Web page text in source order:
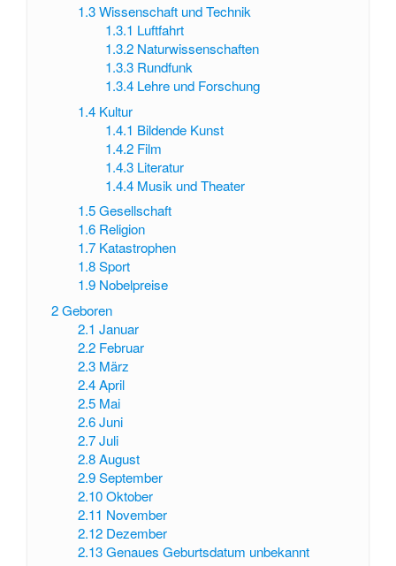
1.3 Wissenschaft und Technik
1.3.1 Luftfahrt
1.3.2 Naturwissenschaften
1.3.3 Rundfunk
1.3.4 Lehre und Forschung
1.4 Kultur
1.4.1 Bildende Kunst
1.4.2 Film
1.4.3 Literatur
1.4.4 Musik und Theater
1.5 Gesellschaft
1.6 Religion
1.7 Katastrophen
1.8 Sport
1.9 Nobelpreise
2Geboren
2.1 Januar
2.2 Februar
2.3 März
2.4 April
2.5 Mai
2.6 Juni
2.7 Juli
2.8 August
2.9 September
2.10 Oktober
2.11 November
2.12 Dezember
2.13 Genaues Geburtsdatum unbekannt